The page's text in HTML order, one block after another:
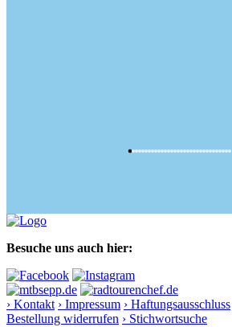
Besuche uns auch hier:
› Kontakt › Impressum › Haftungsausschluss
Bestellung widerrufen › Stichwortsuche